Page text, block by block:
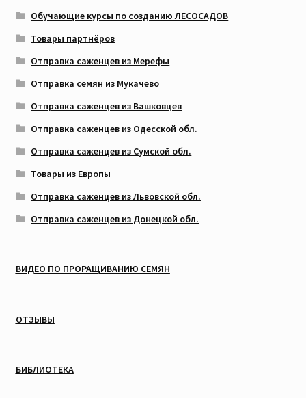
Обучающие курсы по созданию ЛЕСОСАДОВ
Товары партнёров
Отправка саженцев из Мерефы
Отправка семян из Мукачево
Отправка саженцев из Вашковцев
Отправка саженцев из Одесской обл.
Отправка саженцев из Сумской обл.
Товары из Европы
Отправка саженцев из Львовской обл.
Отправка саженцев из Донецкой обл.
ВИДЕО ПО ПРОРАЩИВАНИЮ СЕМЯН
ОТЗЫВЫ
БИБЛИОТЕКА